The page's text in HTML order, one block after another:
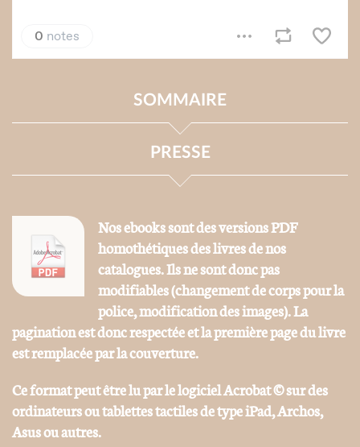
SOMMAIRE
PRESSE
Nos ebooks sont des versions PDF
homothétiques des livres de nos
catalogues. Ils ne sont donc pas
modifiables (changement de corps pour la
police, modification des images). La
pagination est donc respectée et la première page du livre
est remplacée par la couverture.
Ce format peut être lu par le logiciel Acrobat © sur des
ordinateurs ou tablettes tactiles de type iPad, Archos,
Asus ou autres.